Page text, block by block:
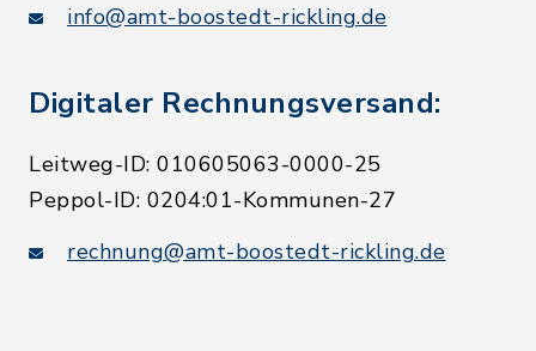
info@amt-boostedt-rickling.de
Digitaler Rechnungsversand:
Leitweg-ID: 010605063-0000-25
Peppol-ID: 0204:01-Kommunen-27
rechnung@amt-boostedt-rickling.de